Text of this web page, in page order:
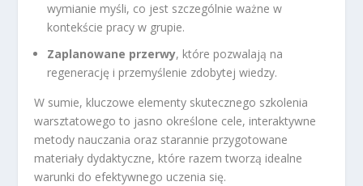
wymianie myśli, co jest szczególnie ważne w
kontekście pracy w grupie.
Zaplanowane przerwy, które pozwalają na
regenerację i przemyślenie zdobytej wiedzy.
W sumie, kluczowe elementy skutecznego szkolenia
warsztatowego to jasno określone cele, interaktywne
metody nauczania oraz starannie przygotowane
materiały dydaktyczne, które razem tworzą idealne
warunki do efektywnego uczenia się.